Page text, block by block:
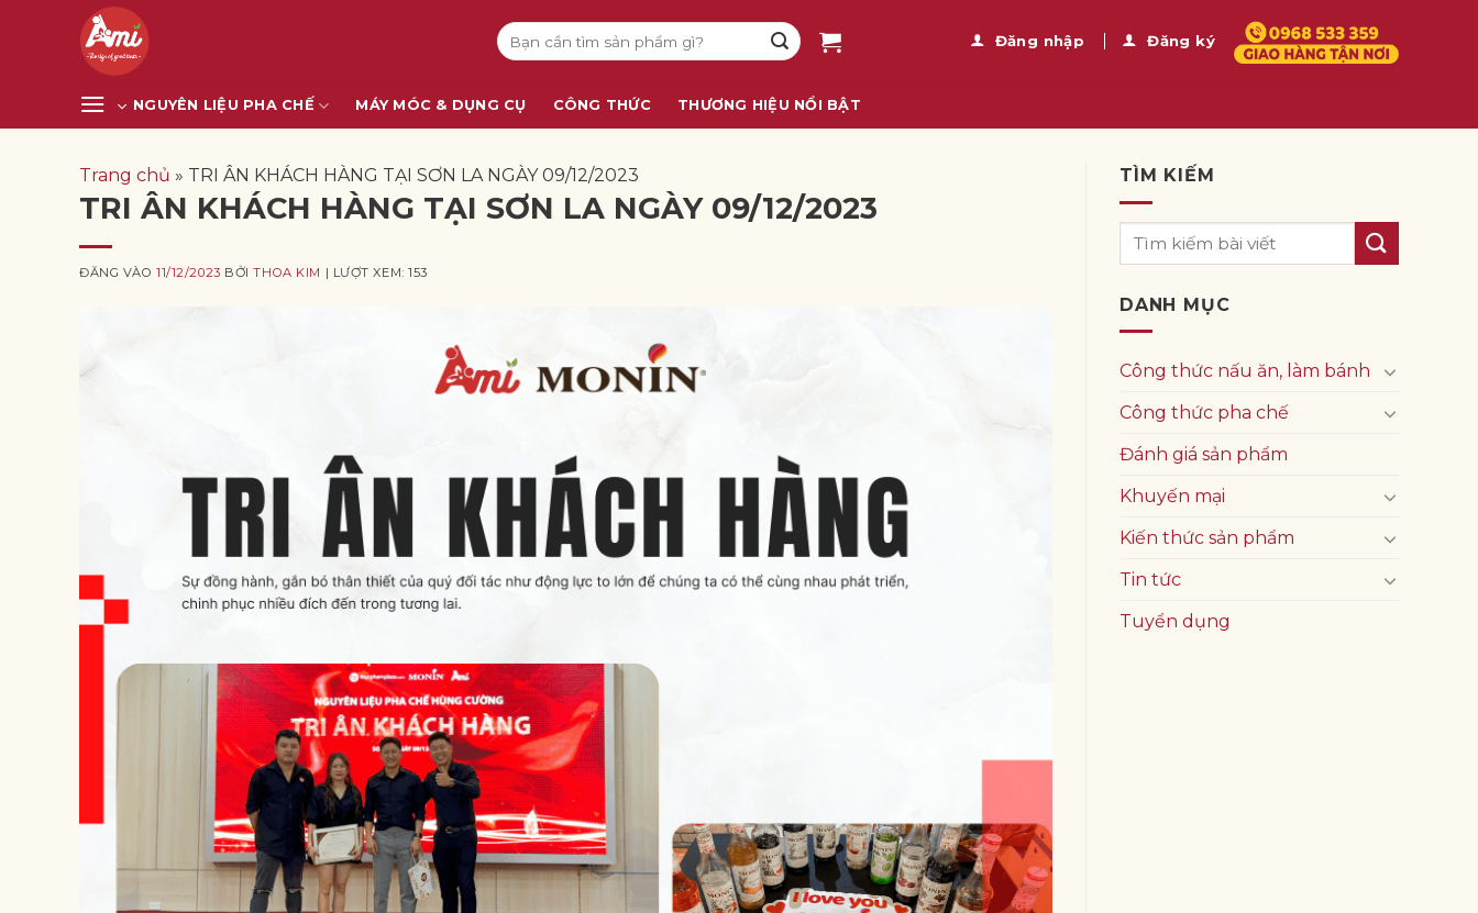
Tìm
kiếm:
Đăng nhập Đăng ký
NGUYÊN LIỆU PHA CHẾ MÁY MÓC & DỤNG CỤ CÔNG THỨC THƯƠNG HIỆU NỔI BẬT
Trang chủ » TRI ÂN KHÁCH HÀNG TẠI SƠN LA NGÀY 09/12/2023
TRI ÂN KHÁCH HÀNG TẠI SƠN LA NGÀY 09/12/2023
ĐĂNG VÀO11/12/2023 BỞITHOA KIM | LƯỢT XEM: 153
TÌM KIẾM
DANH MỤC
Công thức nấu ăn, làm bánh
Công thức pha chế
Đánh giá sản phẩm
Khuyến mại
Kiến thức sản phẩm
Tin tức
Tuyển dụng